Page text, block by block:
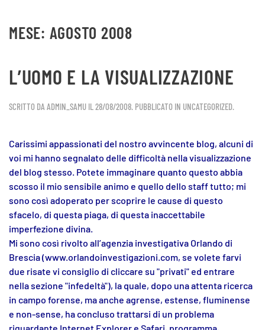
Skip to main content
MESE: AGOSTO 2008
L’UOMO E LA VISUALIZZAZIONE
SCRITTO DA ADMIN_SAMU IL28/08/2008. PUBBLICATO IN UNCATEGORIZED.
Carissimi appassionati del nostro avvincente blog, alcuni di
voi mi hanno segnalato delle difficoltà nella visualizzazione
del blog stesso. Potete immaginare quanto questo abbia
scosso il mio sensibile animo e quello dello staff tutto; mi
sono così adoperato per scoprire le cause di questo
sfacelo, di questa piaga, di questa inaccettabile
imperfezione divina.
Mi sono così rivolto all’agenzia investigativa Orlando di
Brescia (www.orlandoinvestigazioni.com, se volete farvi
due risate vi consiglio di cliccare su "privati" ed entrare
nella sezione "infedeltà"), la quale, dopo una attenta ricerca
in campo forense, ma anche agrense, estense, fluminense
e non-sense, ha concluso trattarsi di un problema